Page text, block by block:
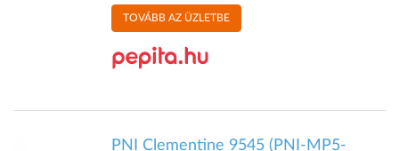
TOVÁBB AZ ÜZLETBE
PNI Clementine 9545 (PNI-MP5-